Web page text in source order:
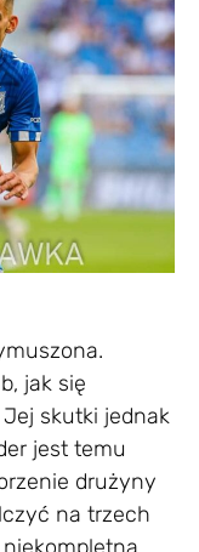
jak się
Jej skutki jednak
jest temu
drużyny
na trzech